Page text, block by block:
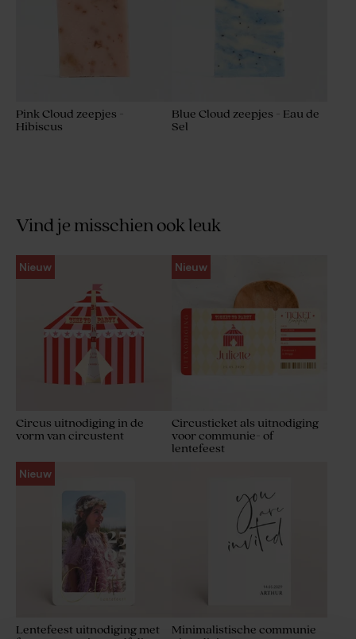
Pink Cloud zeepjes -
Hibiscus
Blue Cloud zeepjes - Eau de
Sel
Vind je misschien ook leuk
Nieuw
Circus uitnodiging in de
vorm van circustent
Nieuw
Circusticket als uitnodiging
voor communie- of
lentefeest
Nieuw
Lentefeest uitnodiging met
Minimalistische communie